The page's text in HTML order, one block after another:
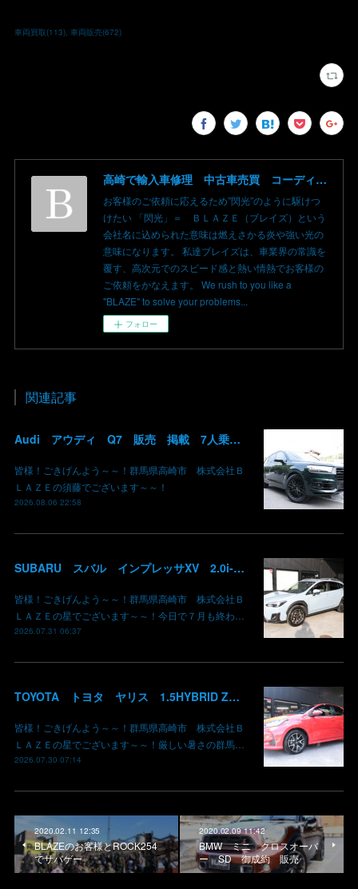
車両買取(113) 車両販売(672)
高崎で輸入車修理 中古車売買 コーディングならBLAZE（ブレイズ）へ│BLAZE Total Car Support & Modify in Takasaki Gunma
お客様のご依頼に応えるため”閃光”のように駆けつ
けたい 「閃光」＝ ＢＬＡＺＥ（ブレイズ）という
会社名に込められた意味は燃えさかる炎や強い光の
意味になります。 私達ブレイズは、車業界の常識を
覆す、高次元でのスピード感と熱い情熱でお客様の
ご依頼をかなえます。 We rush to you like a
"BLAZE" to solve your problems...
フォロー
関連記事
Audi アウディ Q7 販売 掲載 7人乗り リアモニター サンルーフ 車検整備2年付き 群馬 高崎
皆様！ごきげんよう～～！群馬県高崎市 株式会社Ｂ
ＬＡＺＥの須藤でございます～～！
2026.08.06 22:58
SUBARU スバル インプレッサXV 2.0i-L EyeSight AWD 御納車 GT7 群馬県高崎市 株式会社BLAZE
皆様！ごきげんよう～～！群馬県高崎市 株式会社Ｂ
ＬＡＺＥの星でございます～～！今日で７月も終わ…
2026.07.31 06:37
TOYOTA トヨタ ヤリス 1.5HYBRID Z 御納車 MXPH10 コーラルクリスタルシャイン 3U7 群馬県高崎市 株式会社BLAZE
皆様！ごきげんよう～～！群馬県高崎市 株式会社Ｂ
ＬＡＺＥの星でございます～～！厳しい暑さの群馬…
2026.07.30 07:14
2020.02.11 12:35
BLAZEのお客様とROCK254
でサバゲー
2020.02.09 11:42
BMW ミニ クロスオーバ
ー SD 御成約 販売